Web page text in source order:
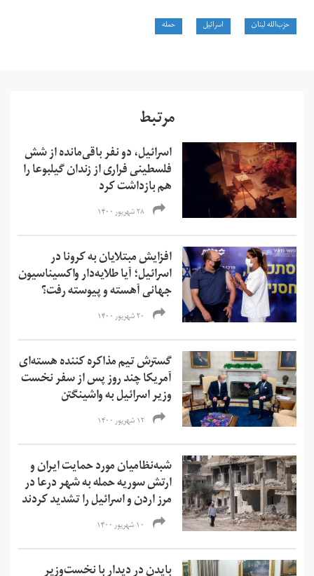
حزب‌الله لبنان اسرائیل حمله
مرتبط
اسرائیل، دو نفر باقی‌مانده از شش
فلسطینی فراری از زندان گیلبوعا را
هم بازداشت کرد
۲۸ شهریور ۱۴۰۰
افزایش مبتلایان به کرونا در
اسرائیل؛ آیا طلایه‌دار واکسیناسیون
جهانی آهسته و پیوسته رفت؟
۲۰ شهریور ۱۴۰۰
گسترش تیم مذاکره کننده هسته‌ای
آمریکا چند روز پس از سفر نخست
وزیر اسرائیل به واشینگتن
۱۲ شهریور ۱۴۰۰
شبه‌نظامیان مورد حمایت ایران و
ارتش سوریه حمله به شهر درعا‌ در
مرز اردن و اسرائیل را تشدید کردند
۱۰ شهریور ۱۴۰۰